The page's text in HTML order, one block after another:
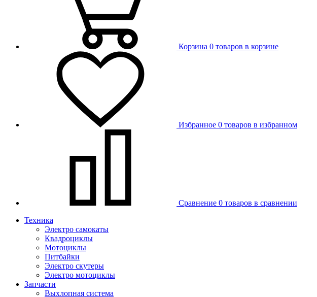
Корзина 0 товаров в корзине
Избранное 0 товаров в избранном
Сравнение 0 товаров в сравнении
Техника
Электро самокаты
Квадроциклы
Мотоциклы
Питбайки
Электро скутеры
Электро мотоциклы
Запчасти
Выхлопная система